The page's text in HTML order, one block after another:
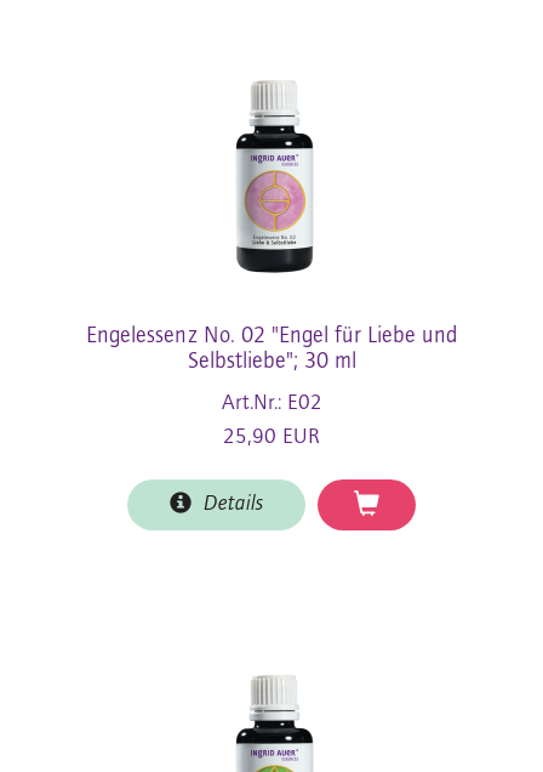
Engelessenz No. 02 "Engel für Liebe und
Selbstliebe"; 30 ml
Art.Nr.: E02
25,90 EUR
Details